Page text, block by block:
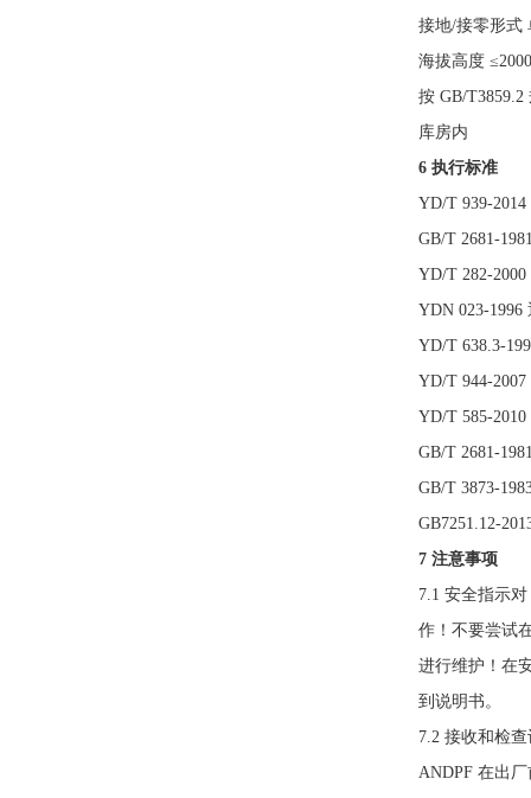
接地/接零形式
海拔高度
按 GB/
库房内
6 执行标准
YD/T 939-
GB/T 2681-
YD/T 282-
YDN 023-
YD/T 638.3-
YD/T 944-
YD/T 585-
GB/T 2681-
GB/T 3873-
GB7251.12-
7 注意事项
7.1 安全指示
作！不要尝试
进行维护！在
到说明书。
7.2 接收和检查
ANDPF 在出